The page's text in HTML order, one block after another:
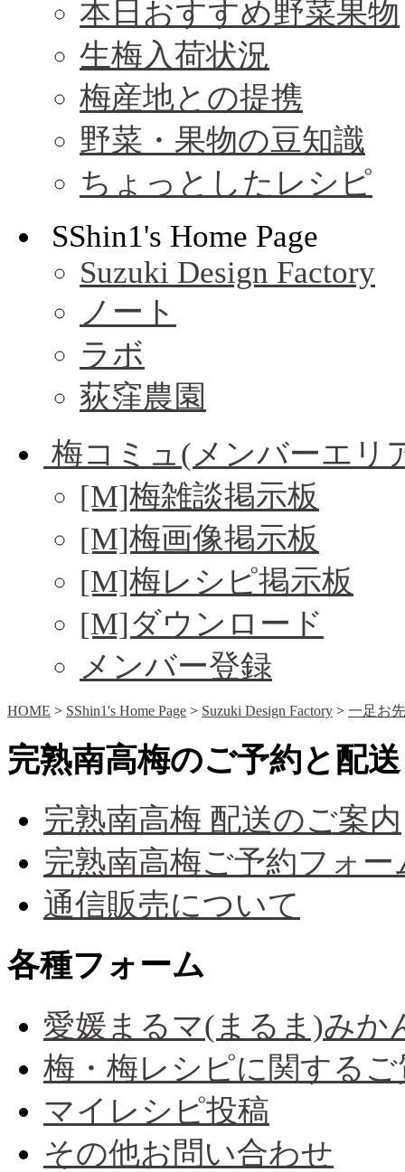
本日おすすめ野菜果物
生梅入荷状況
梅産地との提携
野菜・果物の豆知識
ちょっとしたレシピ
SShin1's Home Page
Suzuki Design Factory
ノート
ラボ
荻窪農園
梅コミュ(メンバーエリ
[M]梅雑談掲示板
[M]梅画像掲示板
[M]梅レシピ掲示板
[M]ダウンロード
メンバー登録
HOME > SShin1's Home Page > Suzuki Design Factory > 一足お
完熟南高梅のご予約と配送
完熟南高梅 配送のご案内
完熟南高梅ご予約フォー
通信販売について
各種フォーム
愛媛まるマ(まるま)みか
梅・梅レシピに関するご
マイレシピ投稿
その他お問い合わせ